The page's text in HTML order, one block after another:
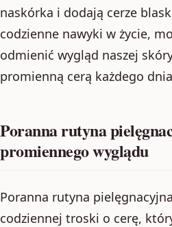
naskórka i dodają cerze
codzienne nawyki w życie,
odmienić wygląd naszej
promienną cerą każdego
Poranna rutyna
promiennego wyglądu
Poranna rutyna
codziennej troski o cerę,